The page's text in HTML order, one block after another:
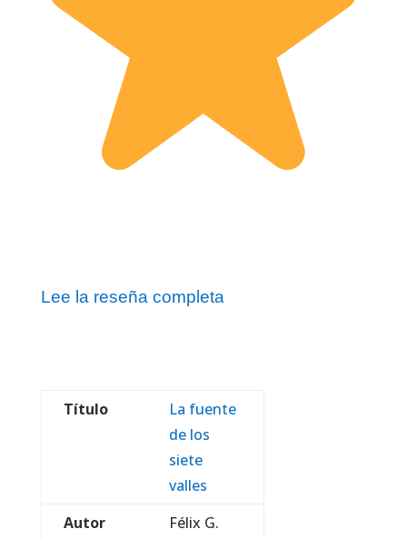
Lee la reseña completa
Título
La fuente
de los
siete
valles
Autor
Félix G.